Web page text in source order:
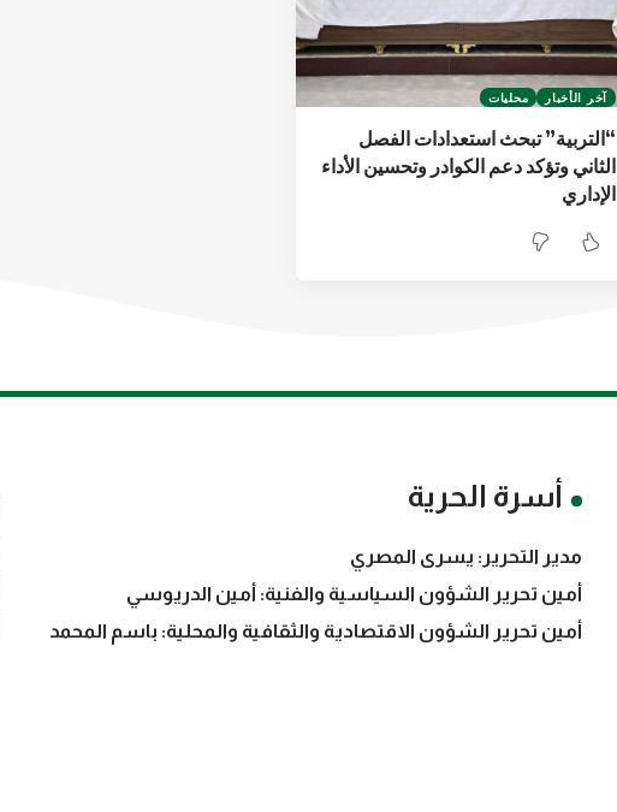
آخر الأخبار محليات
“التربية” تبحث استعدادات الفصل
الثاني وتؤكد دعم الكوادر وتحسين الأداء
الإداري
أسرة الحرية
مدير التحرير: يسرى المصري
أمين تحرير الشؤون السياسية والفنية: أمين الدريوسي
أمين تحرير الشؤون الاقتصادية والثقافية والمحلية: باسم المحمد